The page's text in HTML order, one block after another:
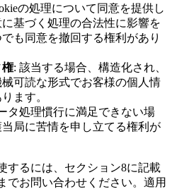
の処理について同意を提供し
基づく処理の合法性に影響を
も同意を撤回する権利があり
権: 該当する場合、構造化され、
可読な形式でお客様の個人情
ます。
タ処理慣行に満足できない場
局に苦情を申し立てる権利が
するには、セクション8に記載
でお問い合わせください。適用